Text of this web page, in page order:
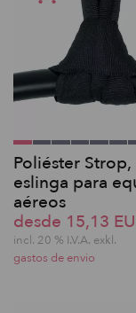
Poliéster Strop,
eslinga para
aéreos
desde 15,13
incl. 20 % I.V.A. exkl.
gastos de envio